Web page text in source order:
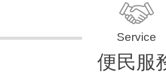
便民服